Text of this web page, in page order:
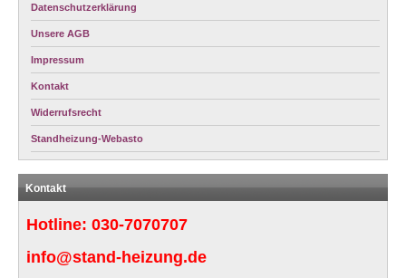
Datenschutzerklärung
Unsere AGB
Impressum
Kontakt
Widerrufsrecht
Standheizung-Webasto
Kontakt
Hotline: 030-7070707
info@stand-heizung.de